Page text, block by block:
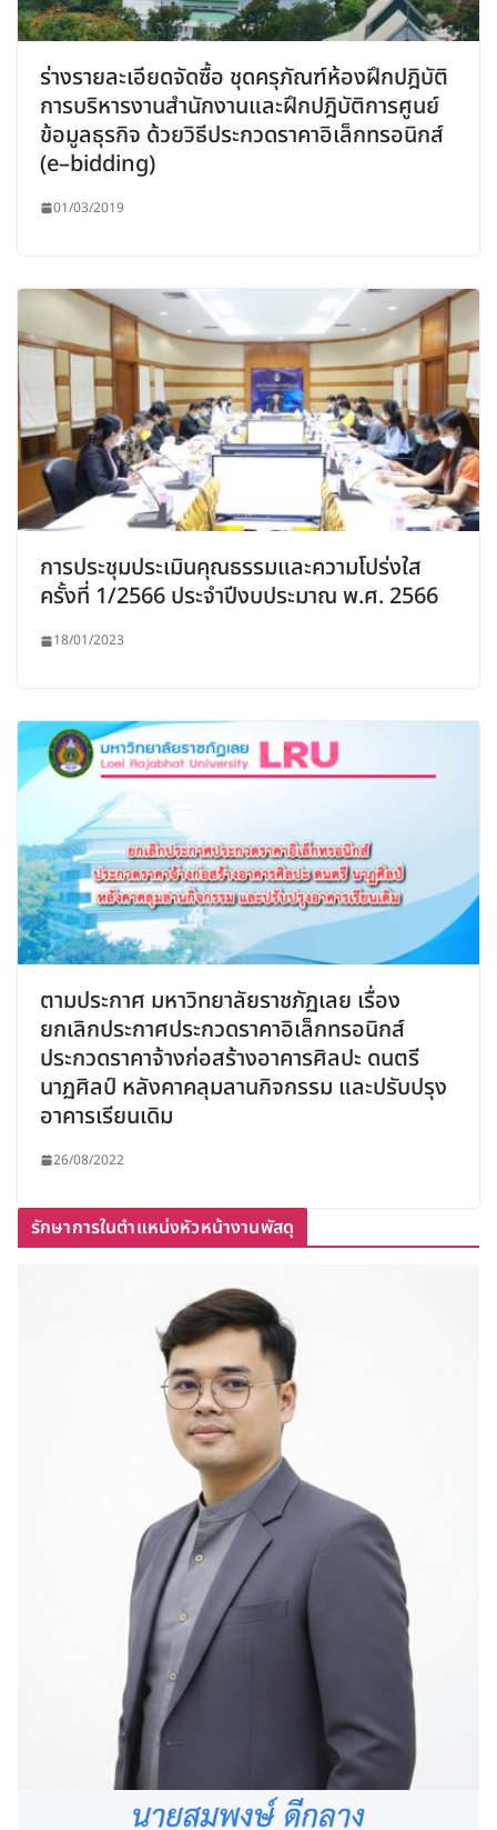
ร่างรายละเอียดจัดซื้อ ชุดครุภัณฑ์ห้องฝึกปฎิบัติ
การบริหารงานสำนักงานและฝึกปฎิบัติการศูนย์
ข้อมูลธุรกิจ ด้วยวิธีประกวดราคาอิเล็กทรอนิกส์
(e–bidding)
01/03/2019
การประชุมประเมินคุณธรรมและความโปร่งใส
ครั้งที่ 1/2566 ประจำปีงบประมาณ พ.ศ. 2566
18/01/2023
ตามประกาศ มหาวิทยาลัยราชภัฏเลย เรื่อง
ยกเลิกประกาศประกวดราคาอิเล็กทรอนิกส์
ประกวดราคาจ้างก่อสร้างอาคารศิลปะ ดนตรี
นาฏศิลป์ หลังคาคลุมลานกิจกรรม และปรับปรุง
อาคารเรียนเดิม
26/08/2022
รักษาการในตำแหน่งหัวหน้างานพัสดุ